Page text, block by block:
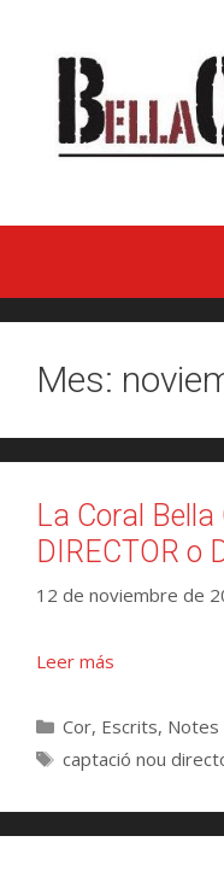
Mes:
La Coral
DIRECTOR o
12 de noviembre de
Leer más
Cor, Escrits, Notes
captació nou